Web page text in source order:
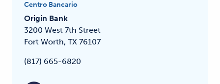
Centro Bancario
Origin Bank
3200 West 7th Street
Fort Worth, TX 76107
(817) 665-6820